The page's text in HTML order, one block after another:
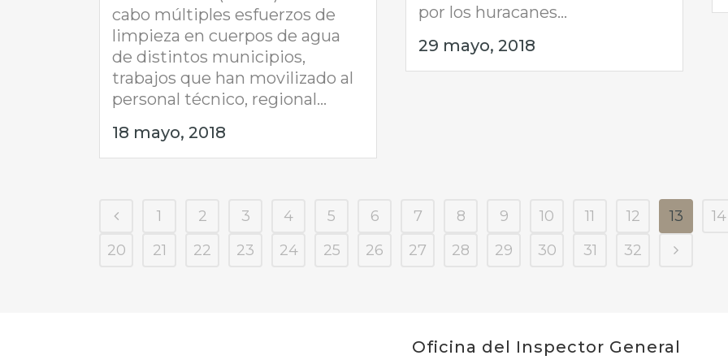
por los huracanes...
29 mayo, 2018
cabo múltiples esfuerzos de
limpieza en cuerpos de agua
de distintos municipios,
trabajos que han movilizado al
personal técnico, regional...
18 mayo, 2018
1 2 3 4 5 6 7 8 9 10 11 12 13 14
20
21 22 23 24 25 26 27 28 29 30 31 32
Oficina del Inspector General